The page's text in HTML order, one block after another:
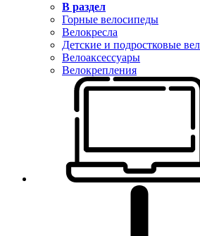
В раздел
Горные велосипеды
Велокресла
Детские и подростковые
Велоаксессуары
Велокрепления